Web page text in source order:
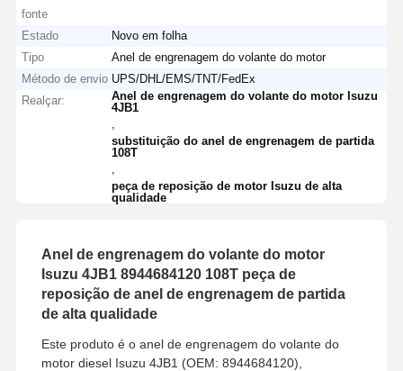
fonte
Estado
Novo em folha
Tipo
Anel de engrenagem do volante do motor
Método de envio UPS/DHL/EMS/TNT/FedEx
Realçar:
Anel de engrenagem do volante do motor Isuzu
4JB1
substituição do anel de engrenagem de partida
108T
peça de reposição de motor Isuzu de alta
qualidade
Anel de engrenagem do volante do motor
Isuzu 4JB1 8944684120 108T peça de
reposição de anel de engrenagem de partida
de alta qualidade
Este produto é o anel de engrenagem do volante do
motor diesel Isuzu 4JB1 (OEM: 8944684120),